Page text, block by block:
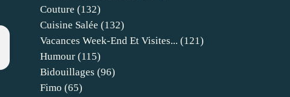
Couture (132)
Cuisine Salée (132)
Vacances Week-End Et Visites... (121)
Humour (115)
Bidouillages (96)
Fimo (65)